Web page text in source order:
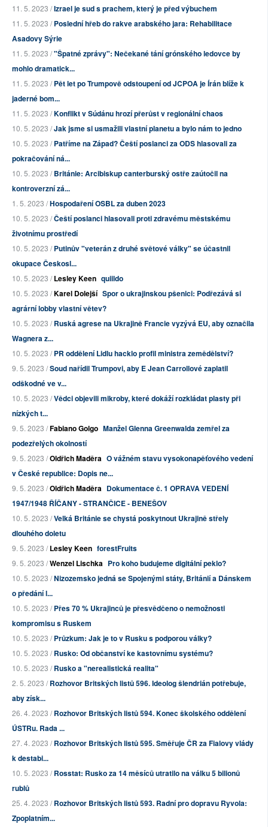
11. 5. 2023 /Izrael je sud s prachem, který je před výbuchem
11. 5. 2023 /Poslední hřeb do rakve arabského jara: Rehabilitace
Asadovy Sýrie
11. 5. 2023 /"Špatné zprávy": Nečekané tání grónského ledovce by
mohlo dramatick...
11. 5. 2023 /Pět let po Trumpově odstoupení od JCPOA je Írán blíže k
jaderné bom...
11. 5. 2023 /Konflikt v Súdánu hrozí přerůst v regionální chaos
10. 5. 2023 /Jak jsme si usmažili vlastní planetu a bylo nám to jedno
10. 5. 2023 /Patříme na Západ? Čeští poslanci za ODS hlasovali za
pokračování ná...
10. 5. 2023 /Británie: Arcibiskup canterburský ostře zaútočil na
kontroverzní zá...
1. 5. 2023 /Hospodaření OSBL za duben 2023
10. 5. 2023 /Čeští poslanci hlasovali proti zdravému městskému
životnímu prostředí
10. 5. 2023 /Putinův "veterán z druhé světové války" se účastnil
okupace Českosl...
10. 5. 2023 /Lesley Keen quiildo
10. 5. 2023 /Karel Dolejší Spor o ukrajinskou pšenici: Podřezává si
agrární lobby vlastní větev?
10. 5. 2023 /Ruská agrese na Ukrajině Francie vyzývá EU, aby označila
Wagnera z...
10. 5. 2023 /PR oddělení Lidlu hacklo profil ministra zemědělství?
9. 5. 2023 /Soud nařídil Trumpovi, aby E Jean Carrollové zaplatil
odškodné ve v...
10. 5. 2023 /Vědci objevili mikroby, které dokáží rozkládat plasty při
nízkých t...
9. 5. 2023 /Fabiano Golgo Manžel Glenna Greenwalda zemřel za
podezřelých okolností
9. 5. 2023 /Oldřich Maděra O vážném stavu vysokonapěťového vedení
v České republice: Dopis ne...
9. 5. 2023 /Oldřich Maděra Dokumentace č. 1 OPRAVA VEDENÍ
1947/1948 ŘÍČANY - STRANČICE - BENEŠOV
10. 5. 2023 /Velká Británie se chystá poskytnout Ukrajině střely
dlouhého doletu
9. 5. 2023 /Lesley Keen forestFruits
9. 5. 2023 /Wenzel Lischka Pro koho budujeme digitální peklo?
10. 5. 2023 /Nizozemsko jedná se Spojenými státy, Británií a Dánskem
o předání l...
10. 5. 2023 /Přes 70 % Ukrajinců je přesvědčeno o nemožnosti
kompromisu s Ruskem
10. 5. 2023 /Průzkum: Jak je to v Rusku s podporou války?
10. 5. 2023 /Rusko: Od občanství ke kastovnímu systému?
10. 5. 2023 /Rusko a "nerealistická realita"
2. 5. 2023 /Rozhovor Britských listů 596. Ideolog šlendrián potřebuje,
aby získ...
26. 4. 2023 /Rozhovor Britských listů 594. Konec školského oddělení
ÚSTRu. Rada ...
27. 4. 2023 /Rozhovor Britských listů 595. Směřuje ČR za Fialovy vlády
k destabi...
10. 5. 2023 /Rosstat: Rusko za 14 měsíců utratilo na válku 5 bilionů
rublů
25. 4. 2023 /Rozhovor Britských listů 593. Radní pro dopravu Ryvola:
Zpoplatním...